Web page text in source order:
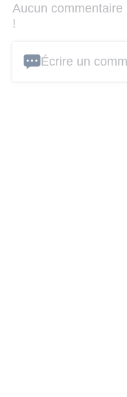
Aucun
!
Écrire un